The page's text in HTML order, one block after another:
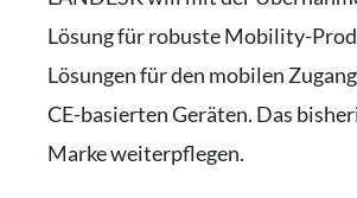
Lösung für robuste Mobility-
Lösungen für den mobilen
CE-basierten Geräten. Das
Marke weiterpflegen.